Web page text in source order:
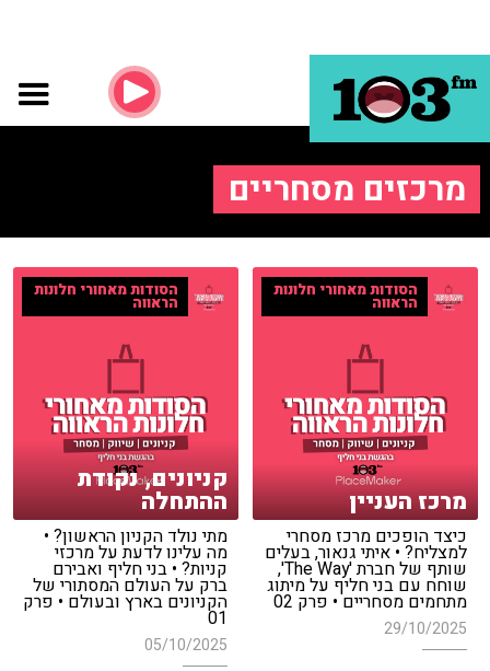
מרכזים מסחריים
הסודות מאחורי חלונות
הראווה
מרכז העניין
כיצד הופכים מרכז מסחרי
למצליח? • איתי גנאור, בעלים
שותף של חברת 'The Way',
שוחח עם בני חליף על מיתוג
מתחמים מסחריים • פרק 02
29/10/2025
הסודות מאחורי חלונות
הראווה
קניונים, נקודת
ההתחלה
מתי נולד הקניון הראשון? •
מה עלינו לדעת על מרכזי
קניות? • בני חליף ואבירם
ברק על העולם המסתורי של
הקניונים בארץ ובעולם • פרק
01
05/10/2025